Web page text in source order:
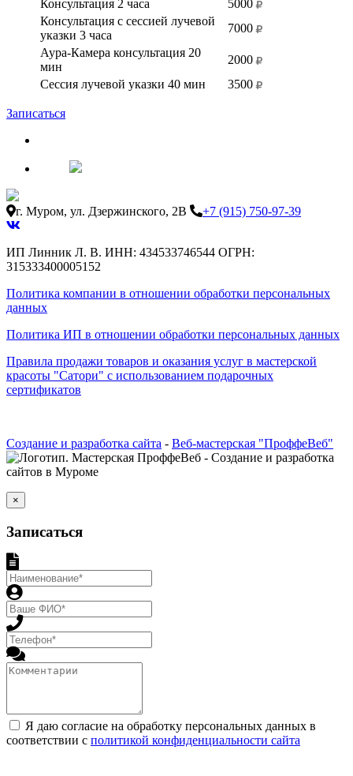
Консультация 2 часа
5000
Консультация с сессией лучевой
указки 3 часа
7000
Аура-Камера консультация 20
мин
2000
Сессия лучевой указки 40 мин
3500
Записаться
г. Муром, ул. Дзержинского, 2В +7 (915) 750-97-39
ИП Линник Л. В. ИНН: 434533746544 ОГРН:
315333400005152
Политика компании в отношении обработки персональных
данных
Политика ИП в отношении обработки персональных данных
Правила продажи товаров и оказания услуг в мастерской
красоты "Сатори" с использованием подарочных
сертификатов
Создание и разработка сайта - Веб-мастерская "ПроффеВеб"
×
Записаться
Я даю согласие на обработку персональных данных в
соответствии с политикой конфиденциальности сайта